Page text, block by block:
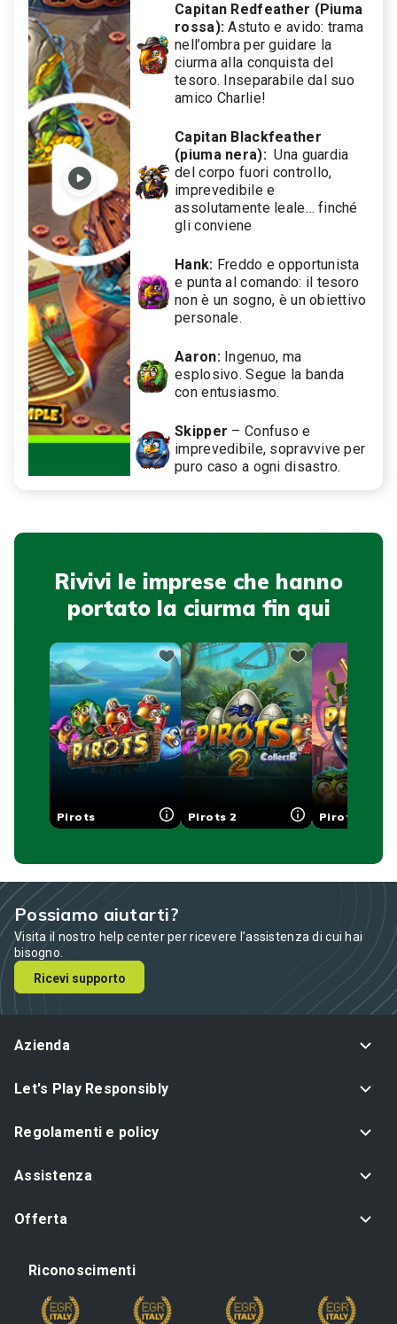
Capitan Redfeather (Piuma
rossa):Astuto e avido: trama
nell’ombra per guidare la
ciurma alla conquista del
tesoro. Inseparabile dal suo
amico Charlie!
Capitan Blackfeather
(piuma nera): Una guardia
del corpo fuori controllo,
imprevedibile e
assolutamente leale… finché
gli conviene
Hank: Freddo e opportunista
e punta al comando: il tesoro
non è un sogno, è un obiettivo
personale.
Aaron: Ingenuo, ma
esplosivo. Segue la banda
con entusiasmo.
Skipper – Confuso e
imprevedibile, sopravvive per
puro caso a ogni disastro.
Rivivi le imprese che hanno
portato la ciurma fin qui
Pirots Pirots 2 Pirots 3
Possiamo aiutarti?
Visita il nostro help center per ricevere l’assistenza di cui hai
bisogno.
Ricevi supporto
Azienda
Let's Play Responsibly
Regolamenti e policy
Assistenza
Offerta
Riconoscimenti